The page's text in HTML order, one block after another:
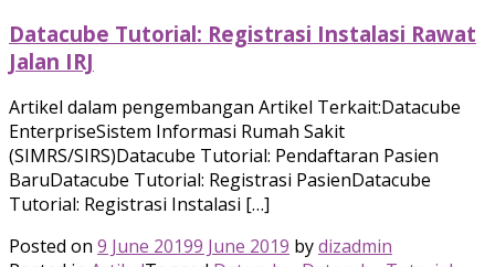
Datacube Tutorial: Registrasi Instalasi Rawat
Jalan IRJ
Artikel dalam pengembangan Artikel Terkait:Datacube
EnterpriseSistem Informasi Rumah Sakit
(SIMRS/SIRS)Datacube Tutorial: Pendaftaran Pasien
BaruDatacube Tutorial: Registrasi PasienDatacube
Tutorial: Registrasi Instalasi […]
Posted on 9 June 20199 June 2019 bydizadmin